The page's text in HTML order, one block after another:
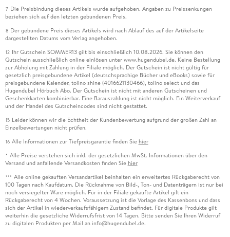
7 Die Preisbindung dieses Artikels wurde aufgehoben. Angaben zu Preissenkungen
beziehen sich auf den letzten gebundenen Preis.
8 Der gebundene Preis dieses Artikels wird nach Ablauf des auf der Artikelseite
dargestellten Datums vom Verlag angehoben.
12 Ihr Gutschein SOMMER13 gilt bis einschließlich 10.08.2026. Sie können den
Gutschein ausschließlich online einlösen unter www.hugendubel.de. Keine Bestellung
zur Abholung mit Zahlung in der Filiale möglich. Der Gutschein ist nicht gültig für
gesetzlich preisgebundene Artikel (deutschsprachige Bücher und eBooks) sowie für
preisgebundene Kalender, tolino shine (4016621130466), tolino select und das
Hugendubel Hörbuch Abo. Der Gutschein ist nicht mit anderen Gutscheinen und
Geschenkkarten kombinierbar. Eine Barauszahlung ist nicht möglich. Ein Weiterverkauf
und der Handel des Gutscheincodes sind nicht gestattet.
15 Leider können wir die Echtheit der Kundenbewertung aufgrund der großen Zahl an
Einzelbewertungen nicht prüfen.
16 Alle Informationen zur Tiefpreisgarantie finden Sie hier
* Alle Preise verstehen sich inkl. der gesetzlichen MwSt. Informationen über den
Versand und anfallende Versandkosten finden Sie hier
*** Alle online gekauften Versandartikel beinhalten ein erweitertes Rückgaberecht von
100 Tagen nach Kaufdatum. Die Rücknahme von Bild-, Ton- und Datenträgern ist nur bei
noch versiegelter Ware möglich. Für in der Filiale gekaufte Artikel gilt ein
Rückgaberecht von 4 Wochen. Voraussetzung ist die Vorlage des Kassenbons und dass
sich der Artikel in wiederverkaufsfähigem Zustand befindet. Für digitale Produkte gilt
weiterhin die gesetzliche Widerrufsfrist von 14 Tagen. Bitte senden Sie Ihren Widerruf
zu digitalen Produkten per Mail an info@hugendubel.de.